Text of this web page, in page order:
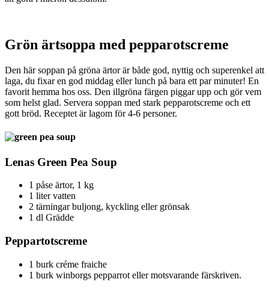
Grön ärtsoppa med pepparotscreme
Den här soppan på gröna ärtor är både god, nyttig och superenkel att
laga, du fixar en god middag eller lunch på bara ett par minuter! En
favorit hemma hos oss. Den illgröna färgen piggar upp och gör vem
som helst glad. Servera soppan med stark pepparotscreme och ett
gott bröd. Receptet är lagom för 4-6 personer.
Lenas Green Pea Soup
1 påse ärtor, 1 kg
1 liter vatten
2 tärningar buljong, kyckling eller grönsak
1 dl Grädde
Peppartotscreme
1 burk créme fraiche
1 burk winborgs pepparrot eller motsvarande färskriven.